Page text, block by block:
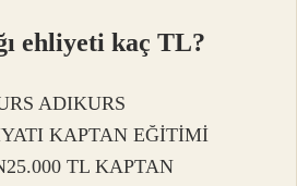
ehliyeti kaç TL?
ADIKURS
KAPTAN EĞİTİMİ
TL KAPTAN